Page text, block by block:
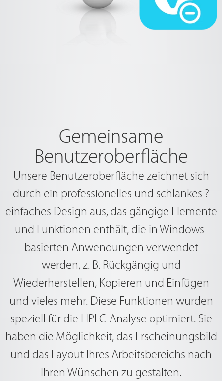
Gemeinsame
Benutzeroberfläche
Unsere Benutzeroberfläche zeichnet sich
durch ein professionelles und schlankes ?
einfaches Design aus, das gängige Elemente
und Funktionen enthält, die in Windows-
basierten Anwendungen verwendet
werden, z. B. Rückgängig und
Wiederherstellen, Kopieren und Einfügen
und vieles mehr. Diese Funktionen wurden
speziell für die HPLC-Analyse optimiert. Sie
haben die Möglichkeit, das Erscheinungsbild
und das Layout Ihres Arbeitsbereichs nach
Ihren Wünschen zu gestalten.